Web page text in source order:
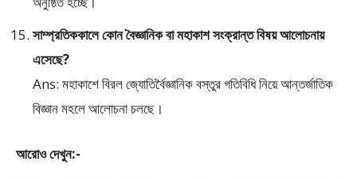
সাম্প্রতিককালে কোন বৈজ্ঞানিক বা মহাকাশ সংক্রান্ত বিষয় আলোচনায়
এসেছে?
Ans: মহাকাশে বিরল জ্যোতির্বৈজ্ঞানিক বস্তুর গতিবিধি নিয়ে আন্তর্জাতিক
বিজ্ঞান মহলে আলোচনা চলছে।
আরোও দেখুন:-